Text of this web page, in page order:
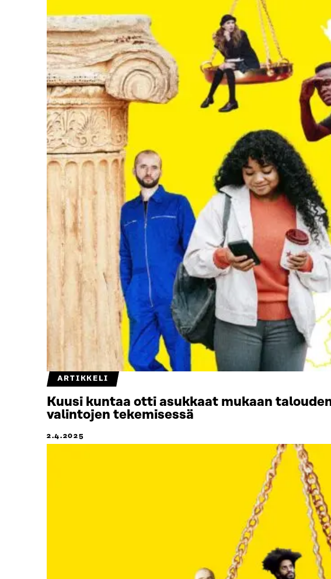
ARTIKKELI
Kuusi kuntaa otti asukkaat mukaan
valintojen tekemisessä
2.4.2025